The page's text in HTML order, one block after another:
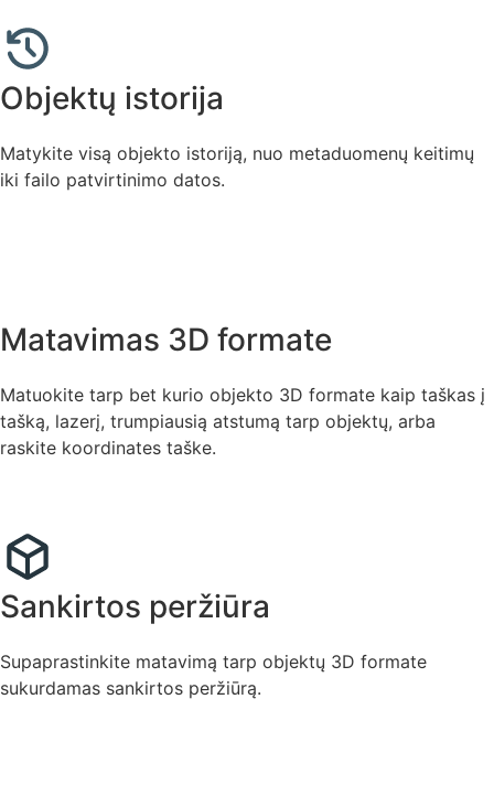
Objektų istorija
Matykite visą objekto istoriją, nuo metaduomenų keitimų
iki failo patvirtinimo datos.
Matavimas 3D formate
Matuokite tarp bet kurio objekto 3D formate kaip taškas į
tašką, lazerį, trumpiausią atstumą tarp objektų, arba
raskite koordinates taške.
Sankirtos peržiūra
Supaprastinkite matavimą tarp objektų 3D formate
sukurdamas sankirtos peržiūrą.